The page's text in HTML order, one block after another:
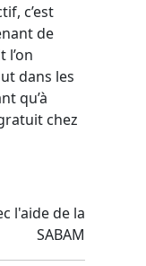
c’est
de
l’on
dans les
qu’à
chez
l'aide de la
SABAM